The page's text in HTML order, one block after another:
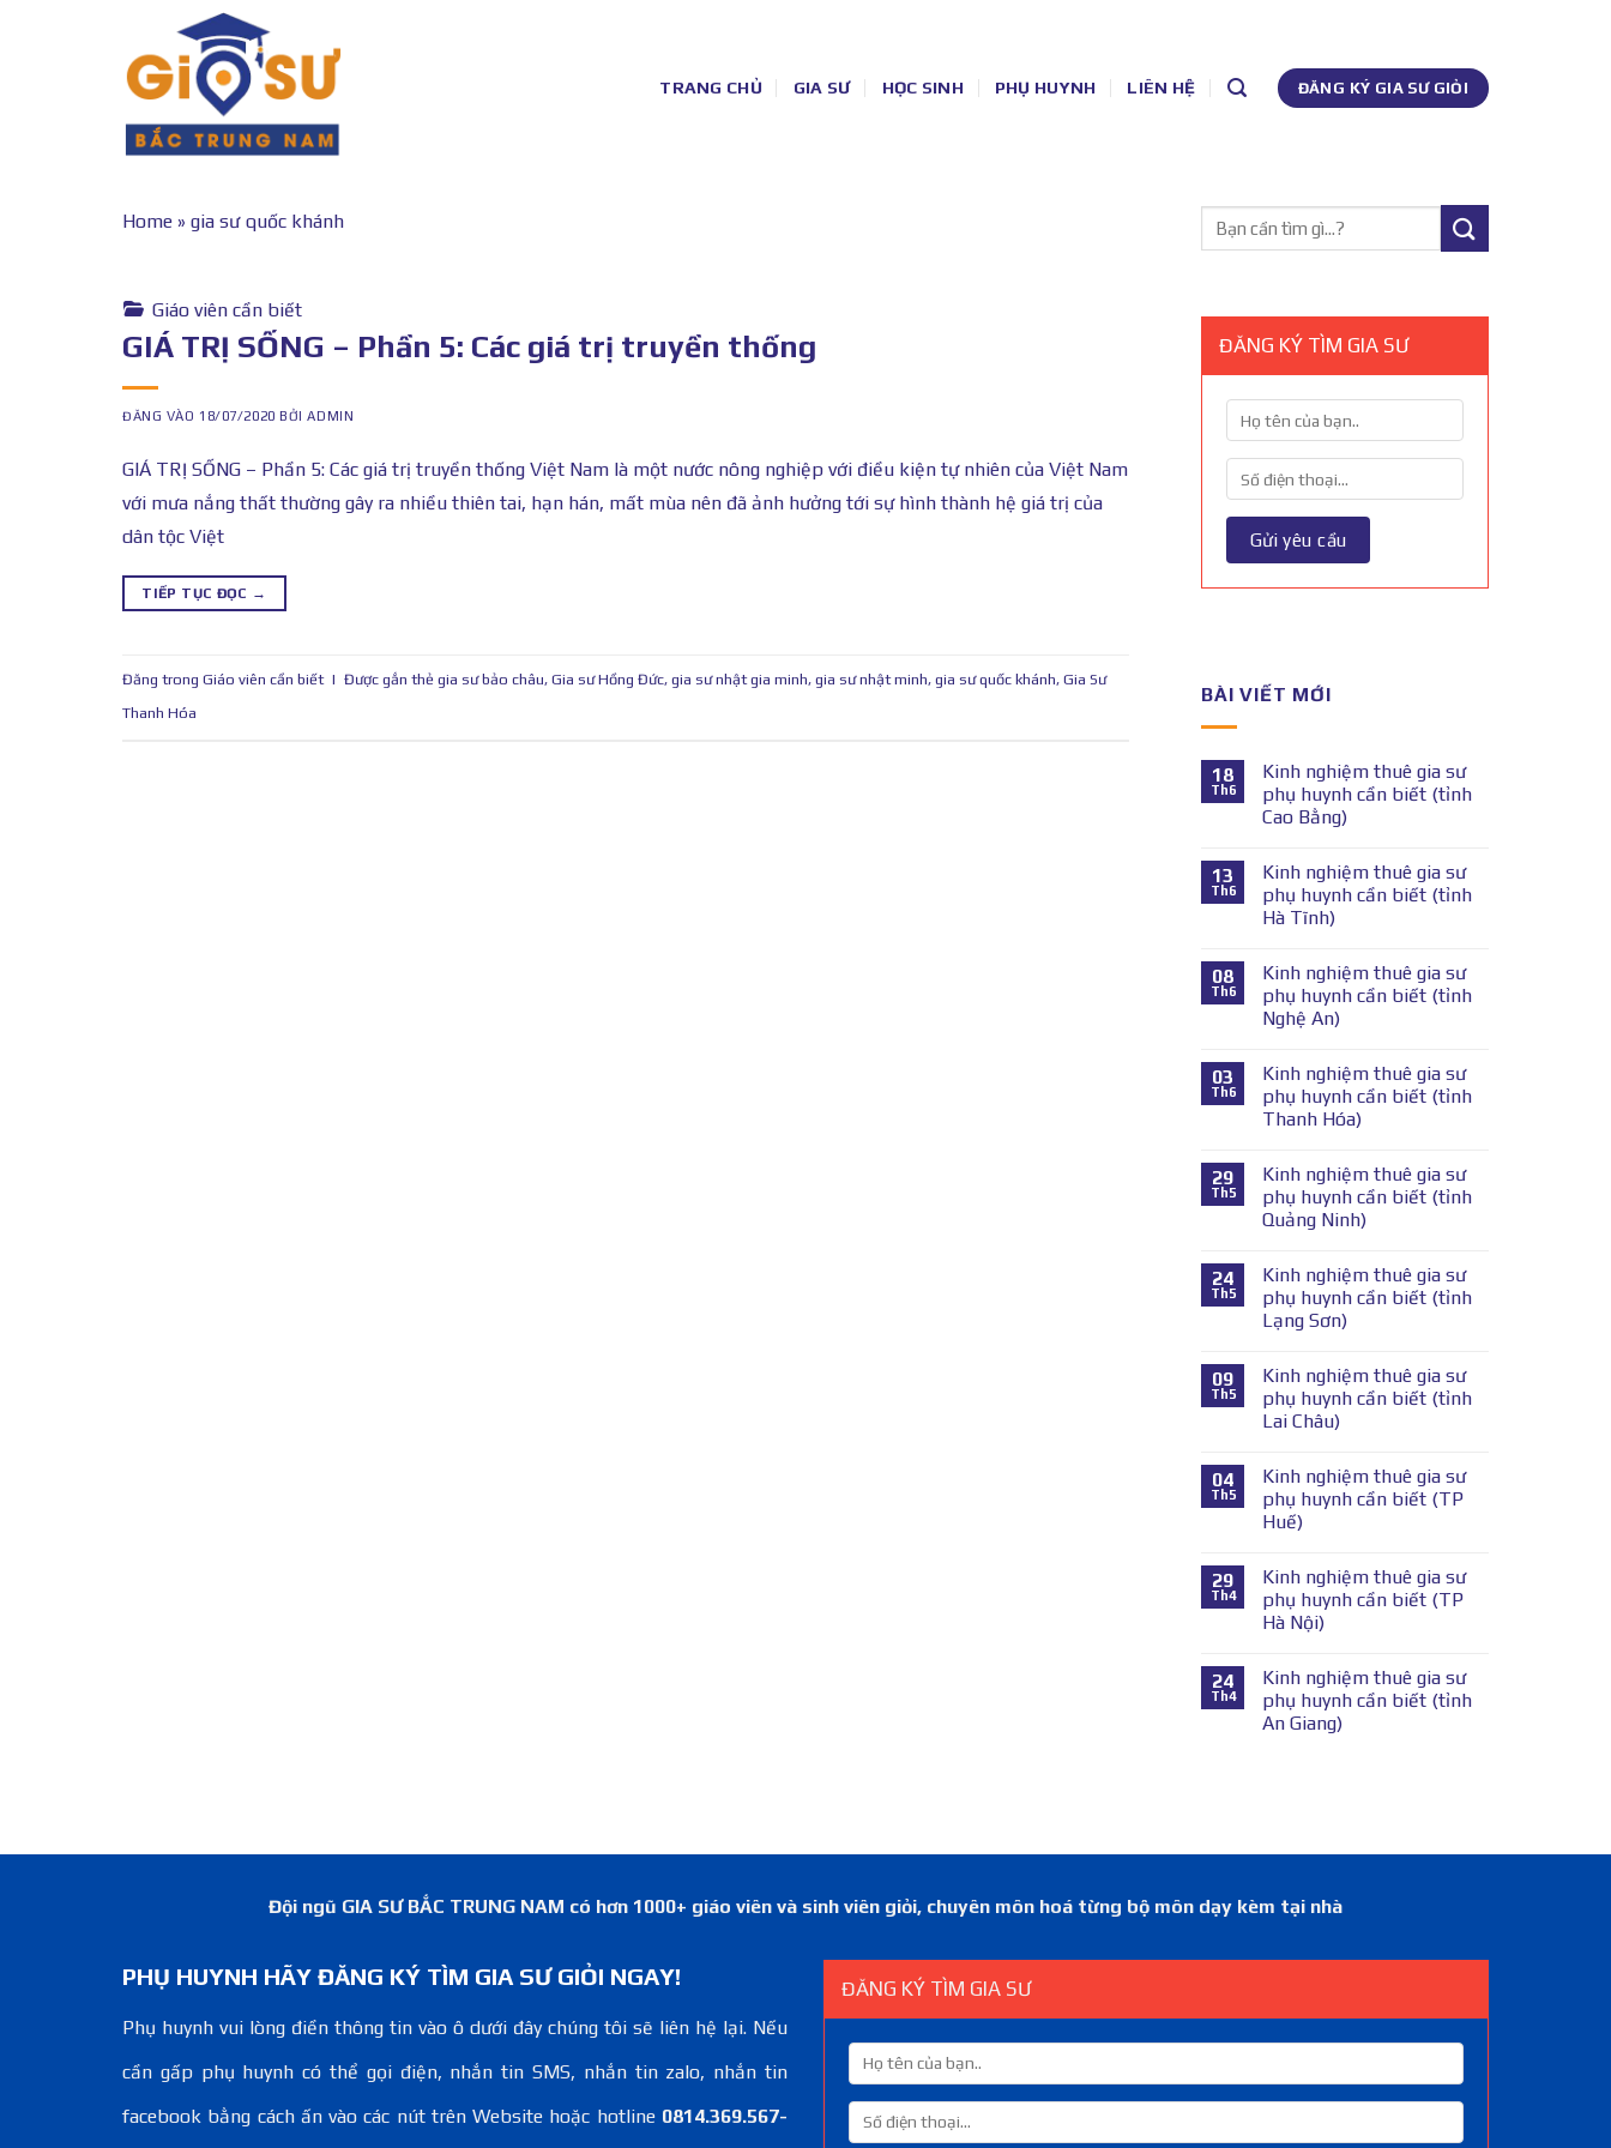
TRANG CHỦ GIA SƯ HỌC SINH PHỤ HUYNH LIÊN HỆ ĐĂNG KÝ GIA SƯ GIỎI
Home » gia sư quốc khánh
Giáo viên cần biết
GIÁ TRỊ SỐNG – Phần 5: Các giá trị truyền thống
ĐĂNG VÀO 18/07/2020 BỞIADMIN
GIÁ TRỊ SỐNG – Phần 5: Các giá trị truyền thống Việt Nam là một nước nông nghiệp với điều kiện tự nhiên của Việt Nam
với mưa nắng thất thường gây ra nhiều thiên tai, hạn hán, mất mùa nên đã ảnh hưởng tới sự hình thành hệ giá trị của
dân tộc Việt
TIẾP TỤC ĐỌC →
Đăng trong Giáo viên cần biết | Được gắn thẻ gia sư bảo châu, Gia sư Hồng Đức, gia sư nhật gia minh, gia sư nhật minh, gia sư quốc khánh, Gia Sư
Thanh Hóa
ĐĂNG KÝ TÌM GIA SƯ
BÀI VIẾT MỚI
18
Th6
Kinh nghiệm thuê gia sư
phụ huynh cần biết (tỉnh
Cao Bằng)
13
Th6
Kinh nghiệm thuê gia sư
phụ huynh cần biết (tỉnh
Hà Tĩnh)
08
Th6
Kinh nghiệm thuê gia sư
phụ huynh cần biết (tỉnh
Nghệ An)
03
Th6
Kinh nghiệm thuê gia sư
phụ huynh cần biết (tỉnh
Thanh Hóa)
29
Th5
Kinh nghiệm thuê gia sư
phụ huynh cần biết (tỉnh
Quảng Ninh)
24
Th5
Kinh nghiệm thuê gia sư
phụ huynh cần biết (tỉnh
Lạng Sơn)
09
Th5
Kinh nghiệm thuê gia sư
phụ huynh cần biết (tỉnh
Lai Châu)
04
Th5
Kinh nghiệm thuê gia sư
phụ huynh cần biết (TP
Huế)
29
Th4
Kinh nghiệm thuê gia sư
phụ huynh cần biết (TP
Hà Nội)
24
Th4
Kinh nghiệm thuê gia sư
phụ huynh cần biết (tỉnh
An Giang)
Đội ngũ GIA SƯ BẮC TRUNG NAM có hơn 1000+ giáo viên và sinh viên giỏi, chuyên môn hoá từng bộ môn dạy kèm tại nhà
PHỤ HUYNH HÃY ĐĂNG KÝ TÌM GIA SƯ GIỎI NGAY!
Phụ huynh vui lòng điền thông tin vào ô dưới đây chúng tôi sẽ liên hệ lại. Nếu
cần gấp phụ huynh có thể gọi điện, nhắn tin SMS, nhắn tin zalo, nhắn tin
facebook bằng cách ấn vào các nút trên Website hoặc hotline 0814.369.567-
ĐĂNG KÝ TÌM GIA SƯ